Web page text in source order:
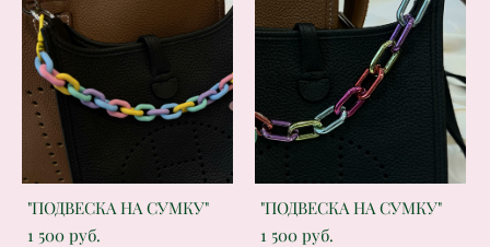
"ПОДВЕСКА НА СУМКУ"
1 500 pуб.
"ПОДВЕСКА НА СУМКУ"
1 500 pуб.